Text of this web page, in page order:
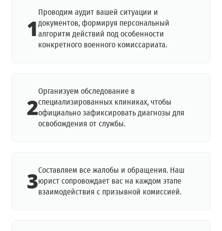
1
Проводим аудит вашей ситуации и
документов, формируя персональный
алгоритм действий под особенности
конкретного военного комиссариата.
2
Организуем обследование в
специализированных клиниках, чтобы
официально зафиксировать диагнозы для
освобождения от службы.
3Составляем все жалобы и обращения. Наш
юрист сопровождает вас на каждом этапе
взаимодействия с призывной комиссией.